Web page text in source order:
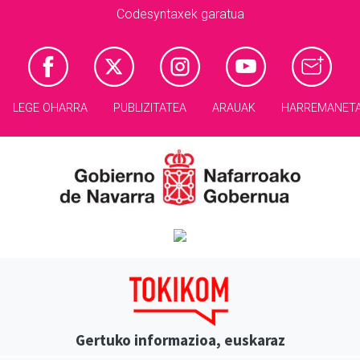
Codesyntaxek garatua
LEGE OHARRA PUBLIZITATEA ARAUAK
Gertuko informazioa, euskaraz